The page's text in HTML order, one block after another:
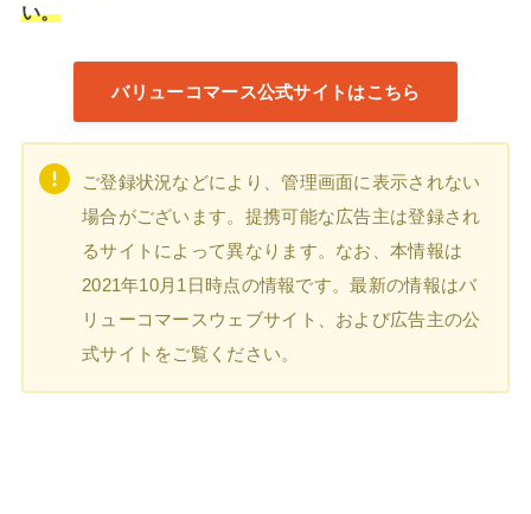
い。
バリューコマース公式サイトはこちら
ご登録状況などにより、管理画面に表示されない
場合がございます。提携可能な広告主は登録され
るサイトによって異なります。なお、本情報は
2021年10月1日時点の情報です。最新の情報はバ
リューコマースウェブサイト、および広告主の公
式サイトをご覧ください。